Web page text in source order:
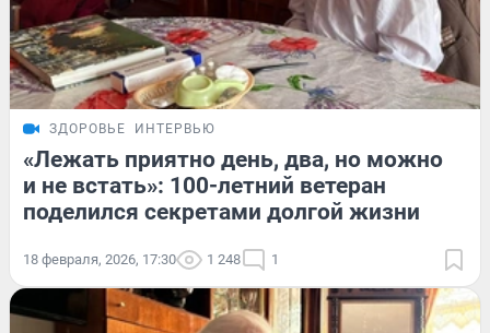
ЗДОРОВЬЕ ИНТЕРВЬЮ
«Лежать приятно день, два, но можно
и не встать»: 100-летний ветеран
поделился секретами долгой жизни
18 февраля, 2026, 17:30 1 248 1